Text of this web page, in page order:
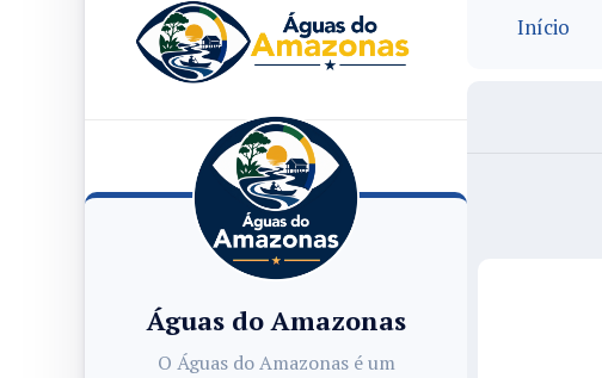
Águas do Amazonas
O Águas do Amazonas é um
Início